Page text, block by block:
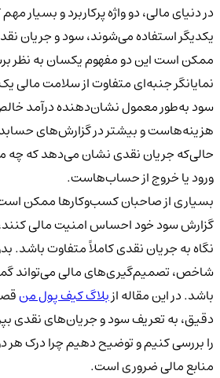
در دنیای مالی، دو واژه‌ پرکاربرد و بسیار
یکدیگر استفاده می‌شوند، سود و جریان
ممکن است این دو مفهوم یکسان به نظر
نمایانگر جنبه‌ای متفاوت از سلامت مالی
سود به‌طور معمول نشان‌دهنده درآمد
هزینه‌هاست و بیشتر در گزارش‌های
حالی‌که جریان نقدی نشان می‌دهد که چه
ورود یا خروج از حساب‌هاست.
بسیاری از صاحبان کسب‌وکارها ممکن
گزارش سود خود احساس امنیت مالی کنند،
نگاه به جریان نقدی کاملاً متفاوت باشد.
شاخص، تصمیم‌گیری‌های مالی می‌تواند
باشد. در این مقاله ازبلاگ کیف پول منقصد
دقیق، به تعریف سود و جریان‌های نقدی
را بررسی کنیم و توضیح دهیم چرا درک هر
منابع مالی ضروری است.